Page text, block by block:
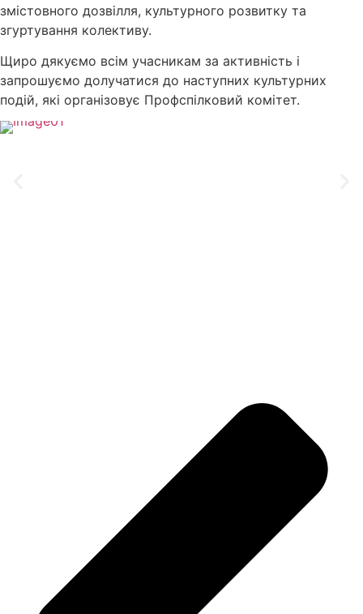
змістовного дозвілля, культурного розвитку та
згуртування колективу.
Щиро дякуємо всім учасникам за активність і
запрошуємо долучатися до наступних культурних
подій, які організовує Профспілковий комітет.